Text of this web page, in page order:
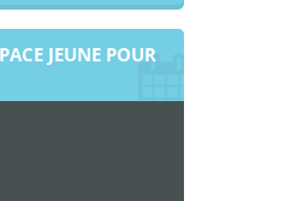
JEUNE POUR